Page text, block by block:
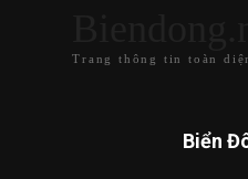
Trang thông tin toàn
Biển